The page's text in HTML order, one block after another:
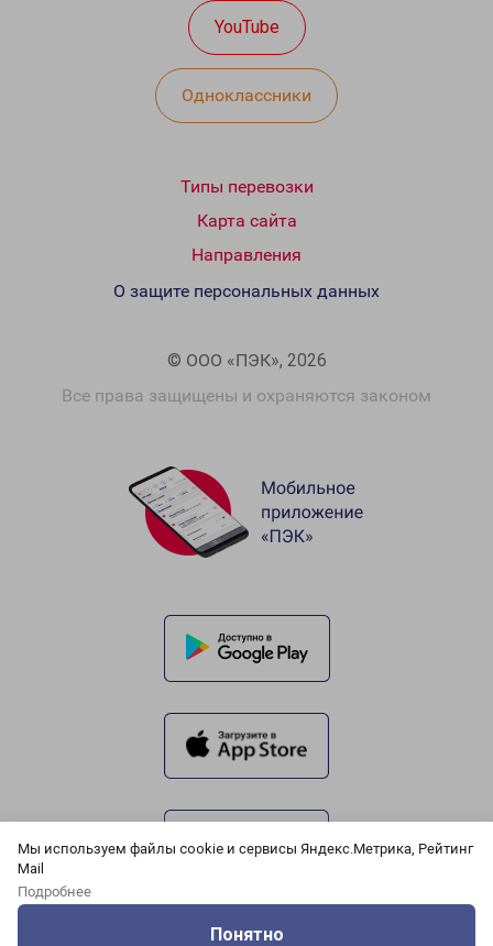
Мы используем файлы cookie и сервисы Яндекс.Метрика, Рейтинг
Mail
Подробнее
Понятно
YouTube
Одноклассники
Типы перевозки
Карта сайта
Направления
© ООО «ПЭК», 2026
Все права защищены и охраняются законом
О защите персональных данных